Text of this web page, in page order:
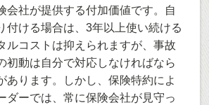
会社が提供する付加価値です。自
付ける場合は、3年以上使い続ける
ルコストは抑えられますが、事故
初動は自分で対応しなければなら
あります。しかし、保険特約によ
ダーでは、常に保険会社が見守っ